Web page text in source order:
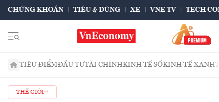
CHỨNG KHOÁN TIÊU & DÙNG XE VNE TV TECH
TIÊU ĐIỂMĐẦU TƯTÀI CHÍNHKINH TẾ SỐKINH TẾ XANH
THẾ GIỚI